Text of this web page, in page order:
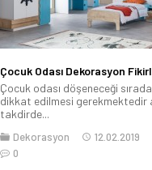
Çocuk Odası Dekorasyon
Çocuk odası döşeneceği
dikkat edilmesi gerekmektedir
takdirde...
Dekorasyon
12.02.2019
0